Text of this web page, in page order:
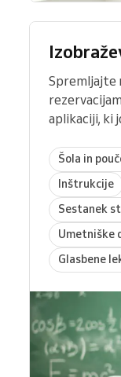
Spremljajte
aplikaciji, ki
Šola in
Inštrukcije
Sestanek
Umetniške
Glasbene